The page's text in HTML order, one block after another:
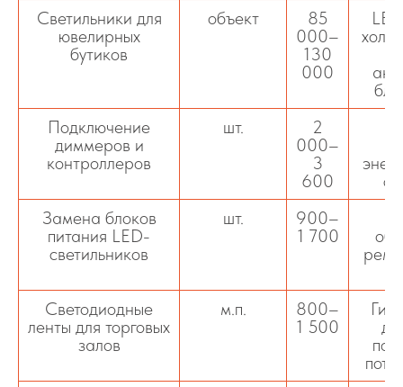
Светильники для
ювелирных
бутиков
объект
85
000–
130
000
Подключение
диммеров и
контроллеров
шт.
2
000–
3
600
Замена блоков
питания LED-
светильников
шт.
900–
1 700
Светодиодные
ленты для торговых
залов
м.п.
800–
1 500